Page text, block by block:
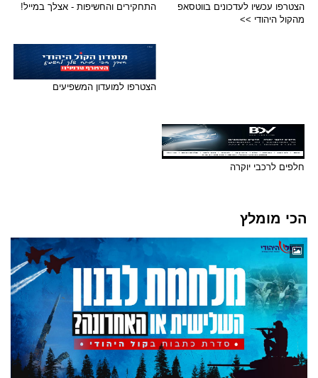
הצטרפו עכשיו לעדכונים בווטסאפ
מהקול היהודי >>
התחקירים והחשיפות - אצלך במייל!
הצטרפו למועדון המשפיעים
חלפים לרכבי יוקרה
הכי מומלץ